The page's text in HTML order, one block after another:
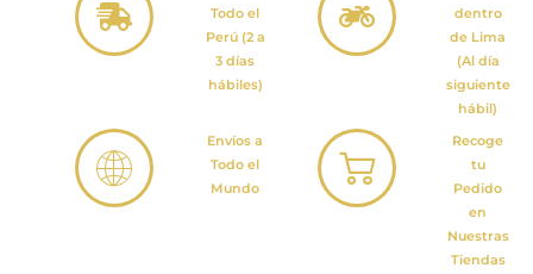
Todo el
Perú (2 a
3 días
hábiles)
dentro
de Lima
(Al día
siguiente
hábil)
Envíos a
Todo el
Mundo
Recoge
tu
Pedido
en
Nuestras
Tiendas